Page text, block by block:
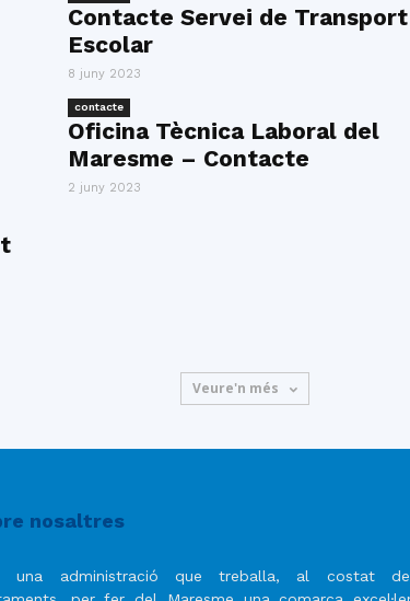
Contacte Servei de Transport
Escolar
8 juny 2023
contacte
Oficina Tècnica Laboral del
Maresme – Contacte
2 juny 2023
Veure'n més
nosaltres
una administració que treballa, al costat